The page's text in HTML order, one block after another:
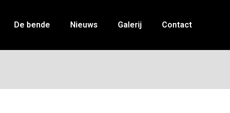
De bende Nieuws Galerij Contact